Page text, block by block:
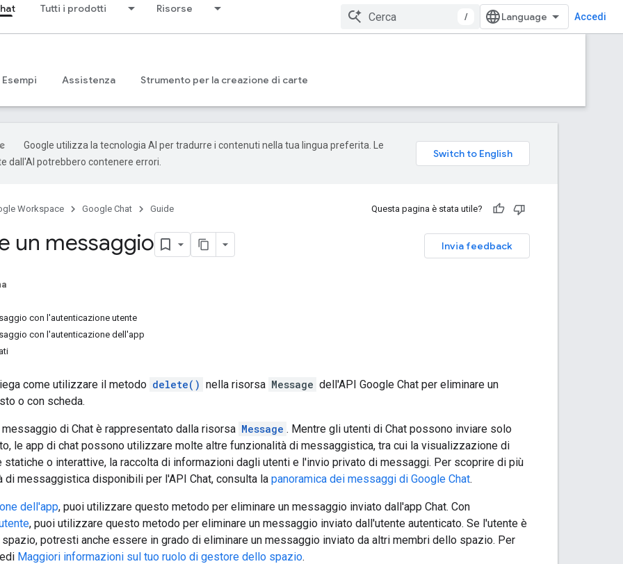
Tutti i prodotti Risorse
/ Accedi
Esempi Assistenza Strumento per la creazione di carte
Google utilizza la tecnologia AI per tradurre i contenuti nella tua lingua preferita. Le
dall'AI potrebbero contenere errori.
Workspace Google Chat Guide Questa pagina è stata utile?
Invia feedback
un messaggio
con l'autenticazione utente
con l'autenticazione dell'app
come utilizzare il metodo delete() nella risorsa Message dell'API Google Chat per eliminare un
o con scheda.
messaggio di Chat è rappresentato dalla risorsa Message . Mentre gli utenti di Chat possono inviare solo
le app di chat possono utilizzare molte altre funzionalità di messaggistica, tra cui la visualizzazione di
statiche o interattive, la raccolta di informazioni dagli utenti e l'invio privato di messaggi. Per scoprire di più
di messaggistica disponibili per l'API Chat, consulta la panoramica dei messaggi di Google Chat.
dell'app, puoi utilizzare questo metodo per eliminare un messaggio inviato dall'app Chat. Con
, puoi utilizzare questo metodo per eliminare un messaggio inviato dall'utente autenticato. Se l'utente è
spazio, potresti anche essere in grado di eliminare un messaggio inviato da altri membri dello spazio. Per
Maggiori informazioni sul tuo ruolo di gestore dello spazio.